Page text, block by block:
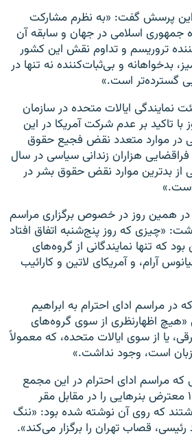
این پرسش گفت: «به نظرم مشارکت
جمهوری اسلامی در جهان و سابقه آن
تروریسم و تداوم نقش این کشور
بدخواهانه و بی‌ثبات‌کننده نه تنها در
گسترده‌تر است.»
نمایندگی ایالات متحده در سازمان
تاکید بر عدم شرکت آمریکا در این
در موارد متعدد نقض فجیع حقوق
هزاران زندانی سیاسی در سال
از بدترین موارد نقض حقوق بشر در
همین روز در خصوص برگزاری مراسم
«چیزی که روز پنج‌شنبه اتفاق افتاد
که تنها نمایندگانی از گروه‌های
آرام، و آمریکای لاتین و کارائیب
در مراسم ادای احترام به ابراهیم
اظهارنظری از سوی گروه‌های
یا از سوی ایالات متحده، که معمولاً
است، وجود نداشت.»
که مراسم ادای احترام در این مجمع
برگزار می‌شد، بیش از ۱۰۰ معترض بنرهایی را در مقابل مقر
که روی آن نوشته شده بود: «ننگ
رئیسی، قصاب تهران را برگزار می‌کند».